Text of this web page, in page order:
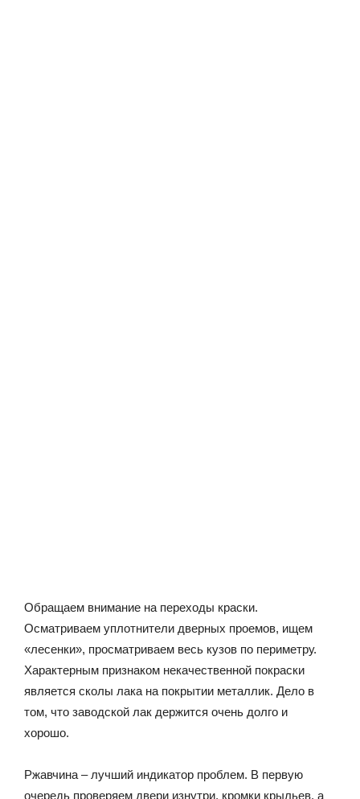
Обращаем внимание на переходы краски.
Осматриваем уплотнители дверных проемов, ищем
«лесенки», просматриваем весь кузов по периметру.
Характерным признаком некачественной покраски
является сколы лака на покрытии металлик. Дело в
том, что заводской лак держится очень долго и
хорошо.
Ржавчина – лучший индикатор проблем. В первую
очередь проверяем двери изнутри, кромки крыльев, а